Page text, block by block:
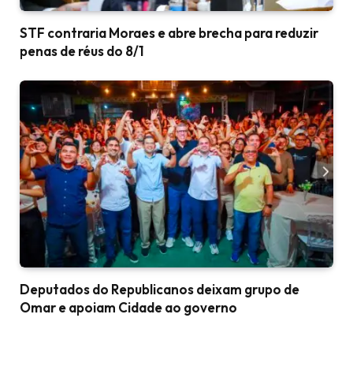
STF contraria Moraes e abre brecha para reduzir
penas de réus do 8/1
Deputados do Republicanos deixam grupo de
Omar e apoiam Cidade ao governo